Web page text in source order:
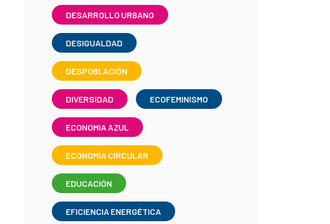
DESARROLLO URBANO
DESIGUALDAD
DESPOBLACIÓN
DIVERSIDAD ECOFEMINISMO
ECONOMIA AZUL
ECONOMÍA CIRCULAR
EDUCACIÓN
EFICIENCIA ENERGÉTICA